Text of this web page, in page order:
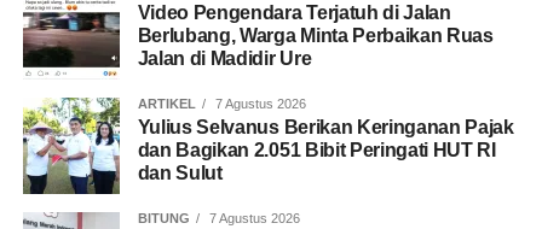
Video Pengendara Terjatuh di Jalan
Berlubang, Warga Minta Perbaikan Ruas
Jalan di Madidir Ure
ARTIKEL 7 Agustus 2026
Yulius Selvanus Berikan Keringanan Pajak
dan Bagikan 2.051 Bibit Peringati HUT RI
dan Sulut
BITUNG 7 Agustus 2026